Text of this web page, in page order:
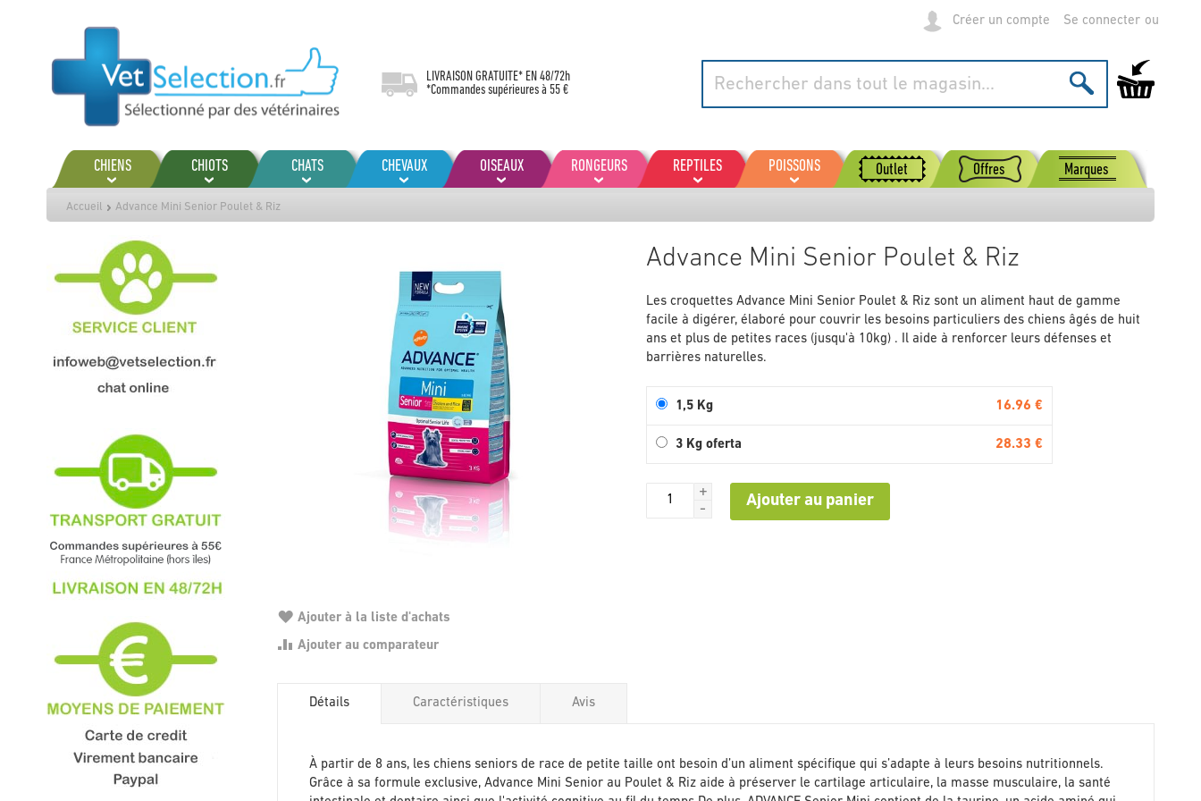
contenu
Créer un compte Se connecter
LIVRAISON GRATUITE* EN 48/72h
*Commandes supérieures à 55 €
Mon panier
CHIENS CHIOTS CHATS CHEVAUX OISEAUX RONGEURS REPTILES POISSONS Outlet Offres Marques
Accueil Advance Mini Senior Poulet & Riz
Advance Mini Senior Poulet & Riz
Les croquettes Advance Mini Senior Poulet & Riz sont un aliment haut de gamme
facile à digérer, élaboré pour couvrir les besoins particuliers des chiens âgés de huit
ans et plus de petites races (jusqu'à 10kg) . Il aide à renforcer leurs défenses et
barrières naturelles.
1,5 Kg 16.96 €
3 Kg oferta 28.33 €
+
-
Ajouter au panier
Ajouter à la liste d'achats
Ajouter au comparateur
la
Détails
À partir de 8 ans, les chiens seniors de race de petite taille ont besoin d’un aliment spécifique qui s’adapte à leurs besoins nutritionnels.
Grâce à sa formule exclusive, Advance Mini Senior au Poulet & Riz aide à préserver le cartilage articulaire, la masse musculaire, la santé
Caractéristiques Avis